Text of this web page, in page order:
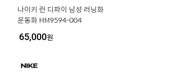
나이키 런 디파이 남성 러닝화
운동화 HM9594-004
65,000원